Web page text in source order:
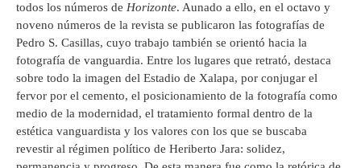
todos los números de Horizonte. Aunado a ello, en el octavo y
noveno números de la revista se publicaron las fotografías de
Pedro S. Casillas, cuyo trabajo también se orientó hacia la
fotografía de vanguardia. Entre los lugares que retrató, destaca
sobre todo la imagen del Estadio de Xalapa, por conjugar el
fervor por el cemento, el posicionamiento de la fotografía como
medio de la modernidad, el tratamiento formal dentro de la
estética vanguardista y los valores con los que se buscaba
revestir al régimen político de Heriberto Jara: solidez,